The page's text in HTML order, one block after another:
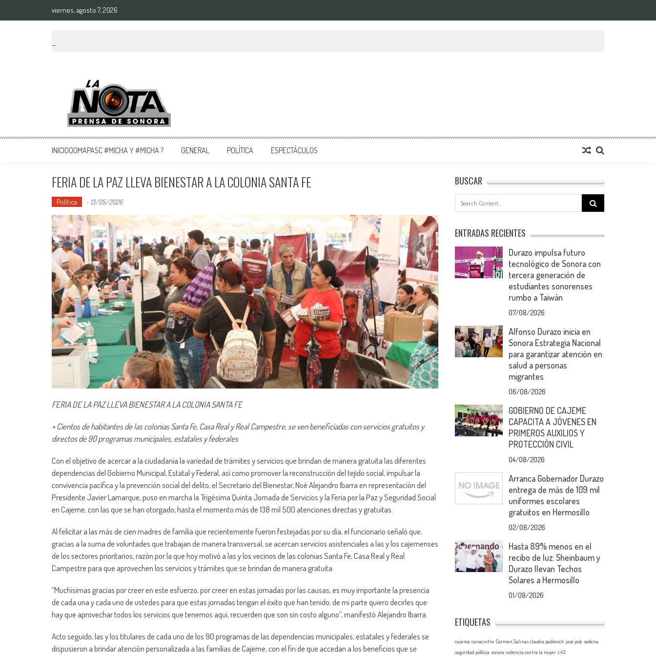
viernes, agosto 7, 2026
La Nota Prensa De Sonora
Noticias del día
INICIOOOMAPASC #MICHA Y #MICHA ? GENERAL POLÍTICA ESPECTÁCULOS
FERIA DE LA PAZ LLEVA BIENESTAR A LA COLONIA SANTA FE
Política - 13/05/2026
FERIA DE LA PAZ LLEVA BIENESTAR A LA COLONIA SANTA FE
+ Cientos de habitantes de las colonias Santa Fe, Casa Real y Real Campestre, se ven beneficiadas con servicios gratuitos y
directos de 90 programas municipales, estatales y federales
Con el objetivo de acercar a la ciudadanía la variedad de trámites y servicios que brindan de manera gratuita las diferentes
dependencias del Gobierno Municipal, Estatal y Federal, así como promover la reconstrucción del tejido social, impulsar la
convivencia pacífica y la prevención social del delito, el Secretario del Bienestar, Noé Alejandro Ibarra en representación del
Presidente Javier Lamarque, puso en marcha la Trigésima Quinta Jornada de Servicios y la Feria por la Paz y Seguridad Social
en Cajeme, con las que se han otorgado, hasta el momento más de 138 mil 500 atenciones directas y gratuitas.
Al felicitar a las más de cien madres de familia que recientemente fueron festejadas por su día, el funcionario señaló que,
gracias a la suma de voluntades que trabajan de manera transversal, se acercan servicios asistenciales a las y los cajemenses
de los sectores prioritarios, razón por la que hoy motivó a las y los vecinos de las colonias Santa Fe, Casa Real y Real
Campestre para que aprovechen los servicios y trámites que se brindan de manera gratuita.
“Muchísimas gracias por creer en este esfuerzo, por creer en estas jornadas por las causas, es muy importante la presencia
de cada una y cada uno de ustedes para que estas jornadas tengan el éxito que han tenido; de mi parte quiero decirles que
hay que aprovechar todos los servicios que tenemos aquí, recuerden que son sin costo alguno”, manifestó Alejandro Ibarra.
Acto seguido, las y los titulares de cada uno de los 90 programas de las dependencias municipales, estatales y federales se
dispusieron a brindar atención personalizada a las familias de Cajeme, con el fin de que accedan a los beneficios que se
BUSCAR
Search
for:
ENTRADAS RECIENTES
Durazo impulsa futuro
tecnológico de Sonora con
tercera generación de
estudiantes sonorenses
rumbo a Taiwán
07/08/2026
Alfonso Durazo inicia en
Sonora Estrategia Nacional
para garantizar atención en
salud a personas
migrantes
06/08/2026
GOBIERNO DE CAJEME
CAPACITA A JÓVENES EN
PRIMEROS AUXILIOS Y
PROTECCIÓN CIVIL
04/08/2026
Arranca Gobernador Durazo
entrega de más de 109 mil
uniformes escolares
gratuitos en Hermosillo
02/08/2026
Hasta 89% menos en el
recibo de luz: Sheinbaum y
Durazo llevan Techos
Solares a Hermosillo
01/08/2026
ETIQUETAS
cajeme canacintra Carmen Salinas claudia pablovich josé josé sedena
seguridad pública sonora violencia contra la mujer z 43